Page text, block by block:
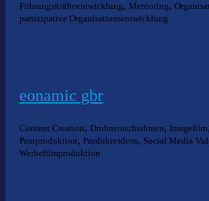
Führungskräfteentwicklung, Mentoring,
partizipative Organisationsentwicklung
eonamic gbr
Content Creation, Drohnenaufnahmen, Imagefilm,
Postproduktion, Produktvideos, Social Media
Werbefilmproduktion